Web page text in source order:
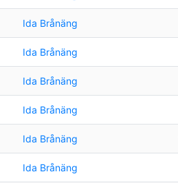
Ida Brånäng
Ida Brånäng
Ida Brånäng
Ida Brånäng
Ida Brånäng
Ida Brånäng